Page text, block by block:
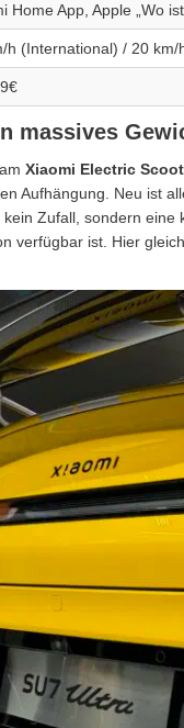
Home App, Apple „Wo
h (International) / 20 km/
massives
Xiaomi Electric
Aufhängung. Neu ist
Zufall, sondern eine
verfügbar ist. Hier